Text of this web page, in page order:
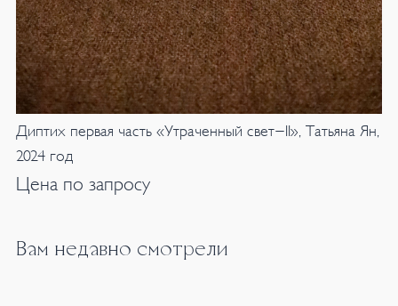
Диптих первая часть «Утраченный свет-II», Татьяна Ян,
2024 год
Цена по запросу
Вам недавно смотрели